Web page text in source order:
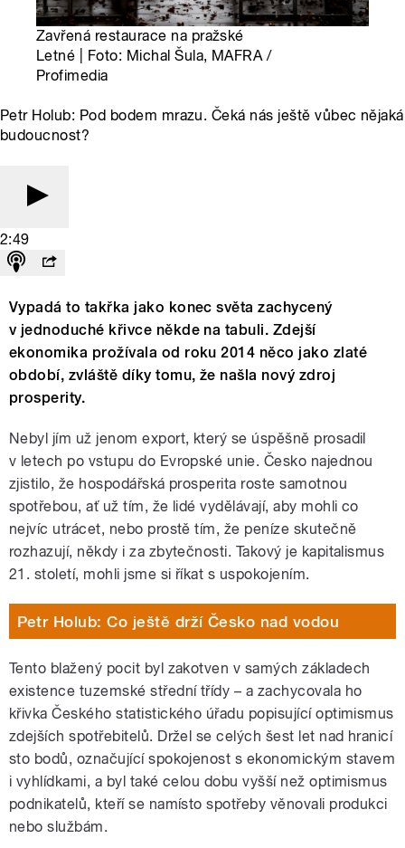
Zavřená restaurace na pražské
Letné | Foto: Michal Šula, MAFRA /
Profimedia
Petr Holub: Pod bodem mrazu. Čeká nás ještě vůbec nějaká
budoucnost?
2:49
Vypadá to takřka jako konec světa zachycený
v jednoduché křivce někde na tabuli. Zdejší
ekonomika prožívala od roku 2014 něco jako zlaté
období, zvláště díky tomu, že našla nový zdroj
prosperity.
Nebyl jím už jenom export, který se úspěšně prosadil
v letech po vstupu do Evropské unie. Česko najednou
zjistilo, že hospodářská prosperita roste samotnou
spotřebou, ať už tím, že lidé vydělávají, aby mohli co
nejvíc utrácet, nebo prostě tím, že peníze skutečně
rozhazují, někdy i za zbytečnosti. Takový je kapitalismus
21. století, mohli jsme si říkat s uspokojením.
Petr Holub: Co ještě drží Česko nad vodou
Tento blažený pocit byl zakotven v samých základech
existence tuzemské střední třídy – a zachycovala ho
křivka Českého statistického úřadu popisující optimismus
zdejších spotřebitelů. Držel se celých šest let nad hranicí
sto bodů, označující spokojenost s ekonomickým stavem
i vyhlídkami, a byl také celou dobu vyšší než optimismus
podnikatelů, kteří se namísto spotřeby věnovali produkci
nebo službám.